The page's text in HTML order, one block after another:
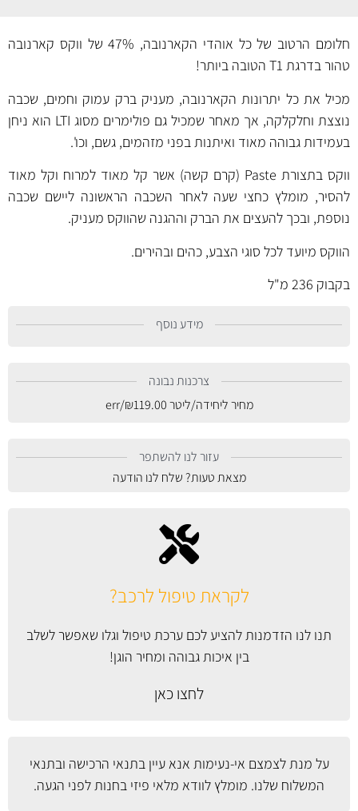
לקראת טיפול לרכב?
תנו לנו הזדמנות להציע לכם ערכת טיפול וגלו שאפשר לשלב
בין איכות גבוהה ומחיר הוגן!
לחצו כאן
על מנת לצמצם אי-נעימות אנא עייןבתנאי הרכישה ובתנאי
המשלוח שלנו. מומלץ לוודא מלאי פיזי בחנות לפני הגעה.
חלומם הרטוב של כל אוהדי הקארנובה, 47% של ווקס קארנובה
טהור בדרגת T1 הטובה ביותר!
מכיל את כל יתרונות הקארנובה, מעניק ברק עמוק וחמים, שכבה
נוצצת וחלקלקה, אך מאחר שמכיל גם פולימרים מסוג LTI הוא ניחן
בעמידות גבוהה מאוד ואיתנות בפני מזהמים, גשם, וכו'.
ווקס בתצורת Paste (קרם קשה) אשר קל מאוד למרוח וקל מאוד
להסיר, מומלץ כחצי שעה לאחר השכבה הראשונה ליישם שכבה
נוספת, ובכך להעצים את הברק וההגנה שהווקס מעניק.
הווקס מיועד לכל סוגי הצבע, כהים ובהירים.
בקבוק 236 מ"ל
מידע נוסף
צרכנות נבונה
מחיר ליחידה/ליטר
₪119.00
/err
עזור לנו להשתפר
מצאת טעות? שלח לנו הודעה